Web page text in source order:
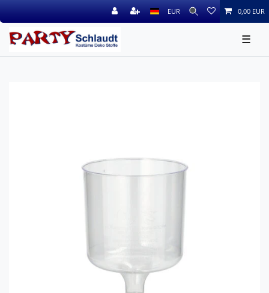
EUR 0,00 EUR
☰